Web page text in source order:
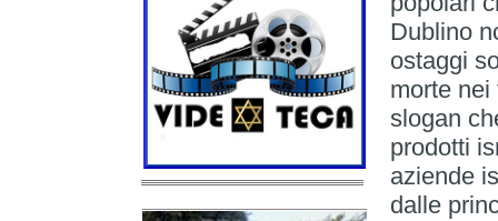
Dublino
ostaggi
morte
slogan
prodotti
aziende
dalle